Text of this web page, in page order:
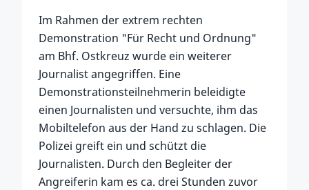
Im Rahmen der extrem rechten
Demonstration "Für Recht und Ordnung"
am Bhf. Ostkreuz wurde ein weiterer
Journalist angegriffen. Eine
Demonstrationsteilnehmerin beleidigte
einen Journalisten und versuchte, ihm das
Mobiltelefon aus der Hand zu schlagen. Die
Polizei greift ein und schützt die
Journalisten. Durch den Begleiter der
Angreiferin kam es ca. drei Stunden zuvor